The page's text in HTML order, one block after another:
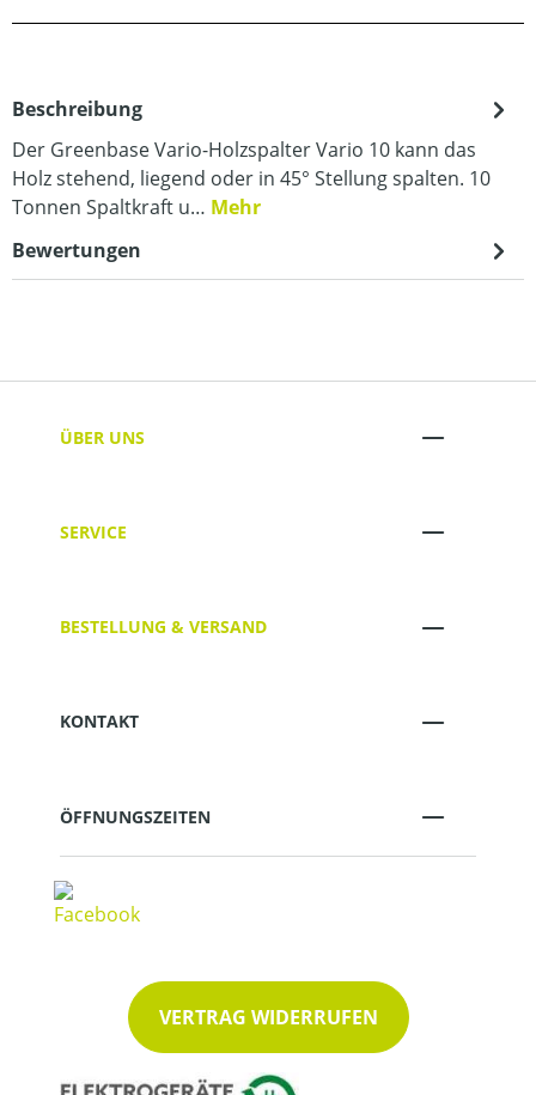
Beschreibung
Der Greenbase Vario-Holzspalter Vario 10 kann das
Holz stehend, liegend oder in 45° Stellung spalten. 10
Tonnen Spaltkraft u… Mehr
Bewertungen
ÜBER UNS
SERVICE
BESTELLUNG & VERSAND
KONTAKT
ÖFFNUNGSZEITEN
VERTRAG WIDERRUFEN